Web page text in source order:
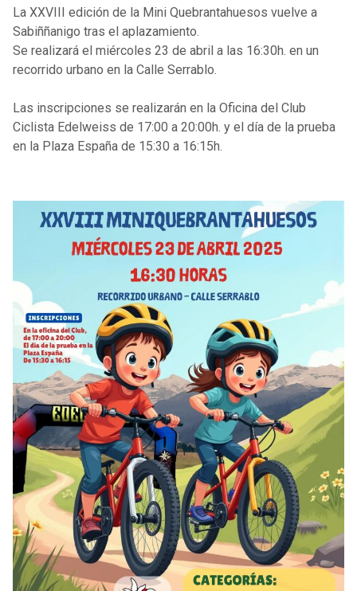
La XXVIII edición de la Mini Quebrantahuesos vuelve a
Sabiññanigo tras el aplazamiento.
Se realizará el miércoles 23 de abril a las 16:30h. en un
recorrido urbano en la Calle Serrablo.
Las inscripciones se realizarán en la Oficina del Club
Ciclista Edelweiss de 17:00 a 20:00h. y el día de la prueba
en la Plaza España de 15:30 a 16:15h.